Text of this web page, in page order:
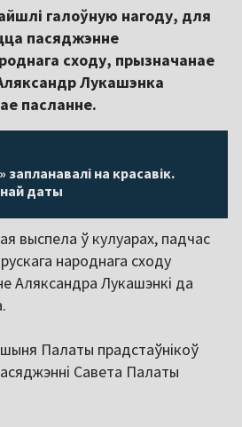
галоўную нагоду, для
пасяджэнне
сходу, прызначанае
Лукашэнка
пасланне.
запланавалі на красавік.
даты
выспела ў кулуарах, падчас
народнага сходу
Аляксандра Лукашэнкі да
Палаты прадстаўнікоў
Савета Палаты